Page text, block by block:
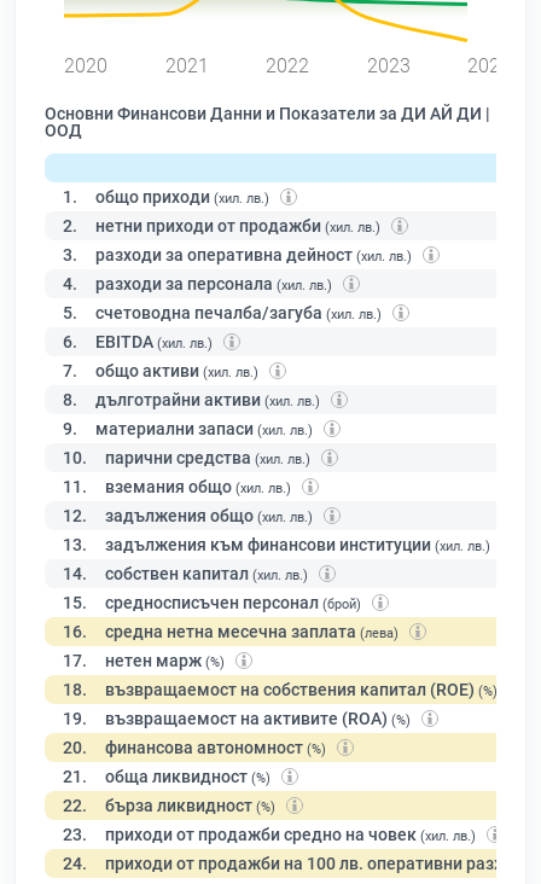
2020 2021 2022 2023 2024
Основни Финансови Данни и Показатели за ДИ АЙ ДИ |
ООД
1. общо приходи (хил. лв.)
2. нетни приходи от продажби (хил. лв.)
3. разходи за оперативна дейност (хил. лв.)
4. разходи за персонала (хил. лв.)
5. счетоводна печалба/загуба (хил. лв.)
6. EBITDA (хил. лв.)
7. общо активи (хил. лв.)
8. дълготрайни активи (хил. лв.)
9. материални запаси (хил. лв.)
10. парични средства (хил. лв.)
11. вземания общо (хил. лв.)
12. задължения общо (хил. лв.)
13. задължения към финансови институции (хил. лв.)
14. собствен капитал (хил. лв.)
15. средносписъчен персонал (брой)
16. средна нетна месечна заплата (лева)
17. нетен марж (%)
18. възвращаемост на собствения капитал (ROE) (%)
19. възвращаемост на активите (ROA) (%)
20. финансова автономност (%)
21. обща ликвидност (%)
22. бърза ликвидност (%)
23. приходи от продажби средно на човек (хил. лв.)
24. приходи от продажби на 100 лв. оперативни разходи